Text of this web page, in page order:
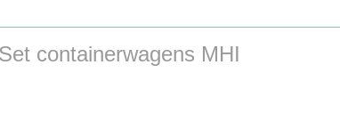
containerwagens MHI